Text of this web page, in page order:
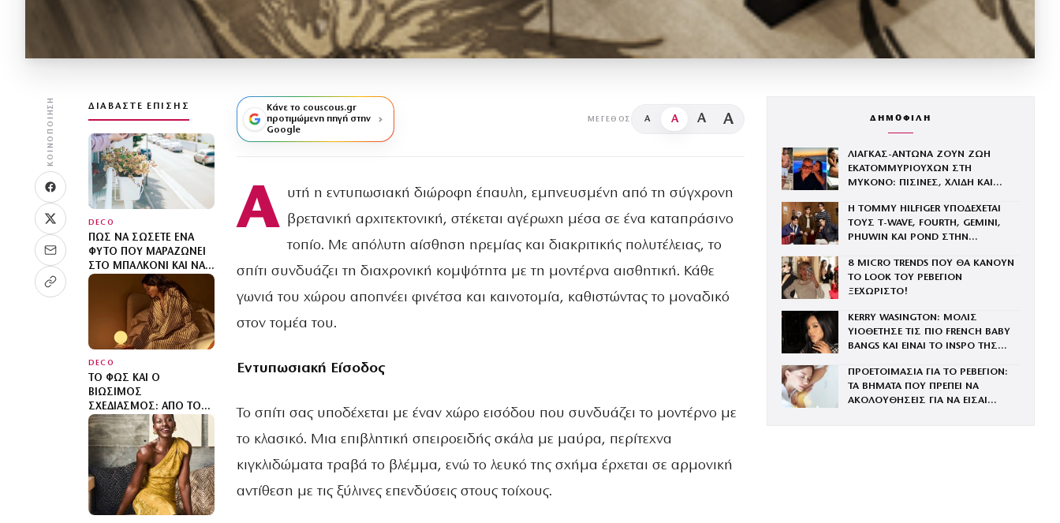
ΚΟΙΝΟΠΟΊΗΣΗ ΔΙΑΒΆΣΤΕ ΕΠΊΣΗΣ
DECO
ΠΏΣ ΝΑ ΣΏΣΕΤΕ ΈΝΑ
ΦΥΤΌ ΠΟΥ ΜΑΡΑΖΏΝΕΙ
ΣΤΟ ΜΠΑΛΚΌΝΙ ΚΑΙ ΝΑ
ΤΟ ΕΠΑΝΑΦΈΡΕΤΕ
ΓΡΉΓΟΡΑ
DECO
ΤΟ ΦΩΣ ΚΑΙ Ο
ΒΙΏΣΙΜΟΣ
ΣΧΕΔΙΑΣΜΌΣ: ΑΠΌ ΤΟΝ
ΎΠΝΟ ΜΈΧΡΙ ΤΟΝ
ΆΝΘΡΩΠΟ
Κάνε το couscous.gr
προτιμώμενη πηγή στην
Google
ΜΈΓΕΘΟΣ A A A A
Α υτή η εντυπωσιακή διώροφη έπαυλη, εμπνευσμένη από τη σύγχρονη
βρετανική αρχιτεκτονική, στέκεται αγέρωχη μέσα σε ένα καταπράσινο
τοπίο. Με απόλυτη αίσθηση ηρεμίας και διακριτικής πολυτέλειας, το
σπίτι συνδυάζει τη διαχρονική κομψότητα με τη μοντέρνα αισθητική. Κάθε
γωνιά του χώρου αποπνέει φινέτσα και καινοτομία, καθιστώντας το μοναδικό
στον τομέα του.
Εντυπωσιακή Είσοδος
Το σπίτι σας υποδέχεται με έναν χώρο εισόδου που συνδυάζει το μοντέρνο με
το κλασικό. Μια επιβλητική σπειροειδής σκάλα με μαύρα, περίτεχνα
κιγκλιδώματα τραβά το βλέμμα, ενώ το λευκό της σχήμα έρχεται σε αρμονική
αντίθεση με τις ξύλινες επενδύσεις στους τοίχους.
ΔΗΜΟΦΙΛΗ
ΛΙΑΓΚΑΣ-ΑΝΤΩΝΑ ΖΟΥΝ ΖΩΗ
ΕΚΑΤΟΜΜΥΡΙΟΥΧΩΝ ΣΤΗ
ΜΥΚΟΝΟ: ΠΙΣΙΝΕΣ, ΧΛΙΔΗ ΚΑΙ
Η TOMMY HILFIGER ΥΠΟΔΕΧΕΤΑΙ
ΤΟΥΣ Τ-WAVE, FOURTH, GEMINI,
PHUWIN ΚΑΙ POND ΣΤΗΝ
8 MICRO TRENDS ΠΟΥ ΘΑ ΚΑΝΟΥΝ
ΤΟ LOOK ΤΟΥ ΡΕΒΕΓΙΟΝ
ΞΕΧΩΡΙΣΤΟ!
KERRY WASINGTON: ΜΟΛΙΣ
ΥΙΟΘΕΤΗΣΕ ΤΙΣ ΠΙΟ FRENCH BABY
BANGS ΚΑΙ ΕΙΝΑΙ ΤΟ INSPO ΤΗΣ
ΠΡΟΕΤΟΙΜΑΣΙΑ ΓΙΑ ΤΟ ΡΕΒΕΓΙΟΝ:
ΤΑ ΒΗΜΑΤΑ ΠΟΥ ΠΡΕΠΕΙ ΝΑ
ΑΚΟΛΟΥΘΗΣΕΙΣ ΓΙΑ ΝΑ ΕΙΣΑΙ